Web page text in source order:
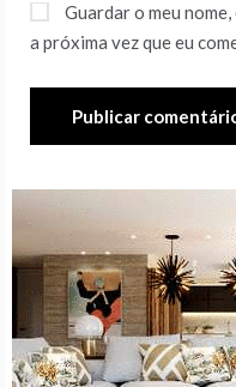
Guardar o meu
a próxima vez que eu